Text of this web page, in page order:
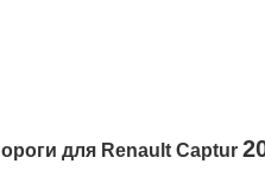
для Renault Captur